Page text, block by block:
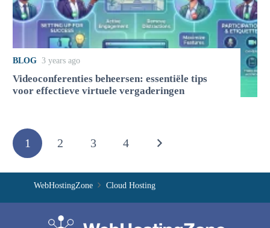
BLOG 3 years ago
Videoconferenties beheersen: essentiële tips
voor effectieve virtuele vergaderingen
1 2 3 4
WebHostingZone Cloud Hosting